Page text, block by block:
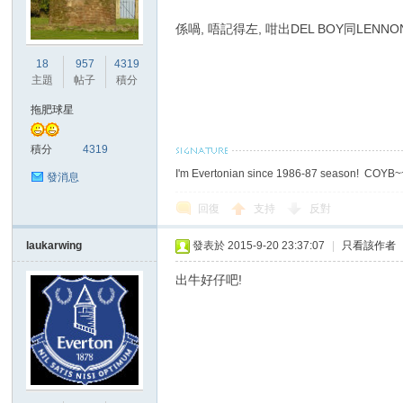
18
主題
957
帖子
4319
積分
拖肥球星
積分 4319
發消息
係喎, 唔記得左, 咁出DEL BOY同
I'm Evertonian since 1986-87 season!
回復 支持 反對
laukarwing 發表於 2015-9-20 23:37:07 只看該作者
出牛好仔吧!